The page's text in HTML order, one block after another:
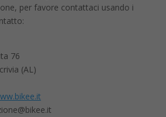
per favore contattaci usando i
76
(AL)
bikee.it